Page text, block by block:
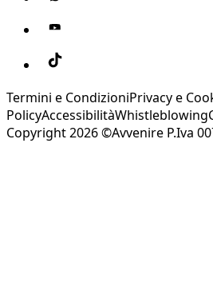
Termini e CondizioniPrivacy e
PolicyAccessibilitàWhistleblowing
Copyright 2026 ©Avvenire P.Iva